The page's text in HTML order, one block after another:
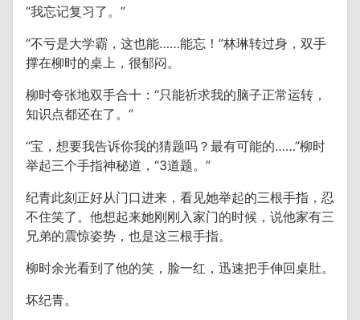
“我忘记复习了。”
“不亏是大学霸，这也能……能忘！”林琳转过身，双手
撑在柳时的桌上，很郁闷。
柳时夸张地双手合十：“只能祈求我的脑子正常运转，
知识点都还在了。”
“宝，想要我告诉你我的猜题吗？最有可能的……”柳时
举起三个手指神秘道，“3道题。”
纪青此刻正好从门口进来，看见她举起的三根手指，忍
不住笑了。他想起来她刚刚入家门的时候，说他家有三
兄弟的震惊姿势，也是这三根手指。
柳时余光看到了他的笑，脸一红，迅速把手伸回桌肚。
坏纪青。